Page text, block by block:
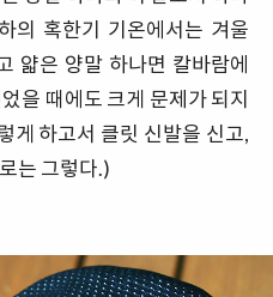
의 혹한기 기온에서는 겨울
얇은 양말 하나면 칼바람에
을 때에도 크게 문제가 되지
게 하고서 클릿 신발을 신고,
는 그렇다.)